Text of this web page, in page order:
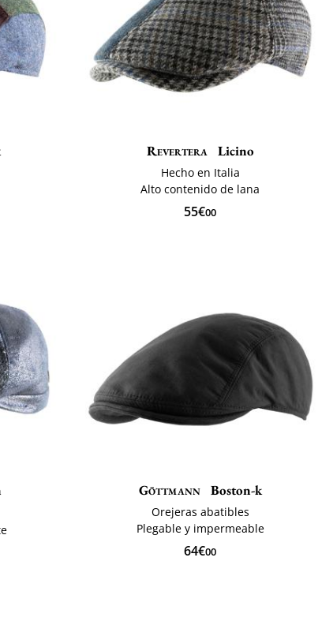
Revertera Licino
Hecho en Italia
Alto contenido de lana
55€00
Göttmann Boston-k
Orejeras abatibles
Plegable y impermeable
64€00